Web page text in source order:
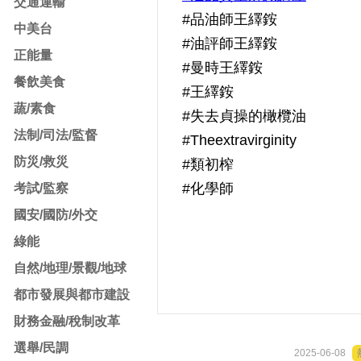
中美台
正能量
餐飲美食
蔬/素食
法制/司法/監督
防災/救災
考試/監察
國安/國防/外交
綠能
自然/地理/景觀/地球
都市發展與都市建設
財務金融/稅制改革
選舉/民調
#品油師王繹銨
#油評師王繹銨
#曼時王繹銨
#王繹銨
#失去貞操的橄欖油
#Theextravirginity
#類初榨
#化學師
2025-06-08